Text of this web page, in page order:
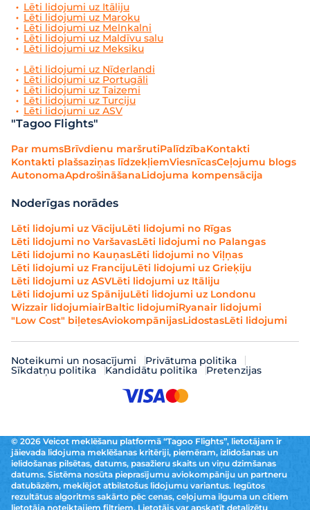
Lēti lidojumi uz Itāliju
Lēti lidojumi uz Maroku
Lēti lidojumi uz Melnkalni
Lēti lidojumi uz Maldīvu salu
Lēti lidojumi uz Meksiku
Lēti lidojumi uz Nīderlandi
Lēti lidojumi uz Portugāli
Lēti lidojumi uz Taizemi
Lēti lidojumi uz Turciju
Lēti lidojumi uz ASV
"Tagoo Flights"
Par mumsBrīvdienu maršrutiPalīdzībaKontakti
Kontakti plašsaziņas līdzekļiemViesnīcasCeļojumu blogs
AutonomaApdrošināšanaLidojuma kompensācija
Noderīgas norādes
Lēti lidojumi uz VācijuLēti lidojumi no Rīgas
Lēti lidojumi no VaršavasLēti lidojumi no Palangas
Lēti lidojumi no KauņasLēti lidojumi no Viļņas
Lēti lidojumi uz FrancijuLēti lidojumi uz Grieķiju
Lēti lidojumi uz ASVLēti lidojumi uz Itāliju
Lēti lidojumi uz SpānijuLēti lidojumi uz Londonu
Wizzair lidojumiairBaltic lidojumiRyanair lidojumi
"Low Cost" biļetesAviokompānijasLidostasLēti lidojumi
Noteikumi un nosacījumi Privātuma politika
Sīkdatņu politika Kandidātu politika Pretenzijas
© 2026 Veicot meklēšanu platformā “Tagoo Flights”, lietotājam ir
jāievada lidojuma meklēšanas kritēriji, piemēram, izlidošanas un
ielidošanas pilsētas, datums, pasažieru skaits un viņu dzimšanas
datums. Sistēma nosūta pieprasījumu aviokompāniju un partneru
datubāzēm, meklējot atbilstošus lidojumu variantus. Iegūtos
rezultātus algoritms sakārto pēc cenas, ceļojuma ilguma un citiem
lietotāja noteiktajiem filtriem. Lietotājs var apskatīt detalizētu